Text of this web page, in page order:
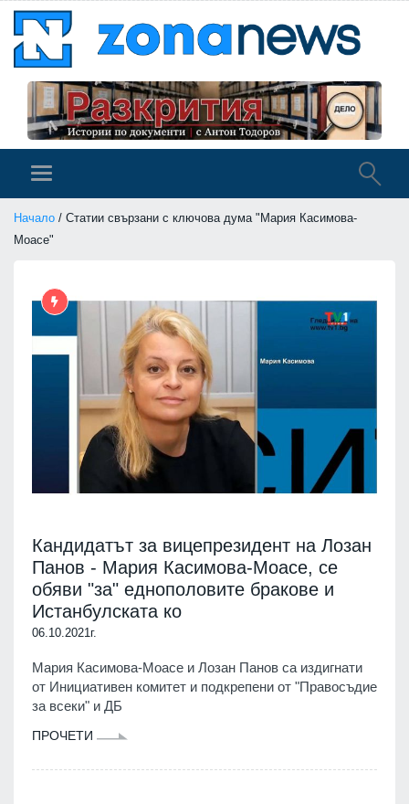
Начало / Статии свързани с ключова дума "Мария Касимова-
Моасе"
Кандидатът за вицепрезидент на Лозан
Панов - Мария Касимова-Моасе, се
обяви "за" еднополовите бракове и
Истанбулската ко
06.10.2021г.
Мария Касимова-Моасе и Лозан Панов са издигнати
от Инициативен комитет и подкрепени от "Правосъдие
за всеки" и ДБ
ПРОЧЕТИ